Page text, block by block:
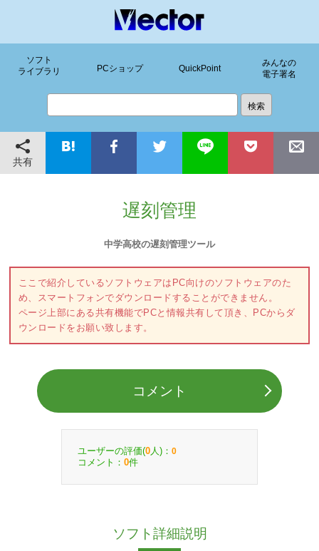
ソフト
ライブラリ
PCショップ QuickPoint
みんなの
電子署名
共有
遅刻管理
中学高校の遅刻管理ツール
ここで紹介しているソフトウェアはPC向けのソフトウェアのた
め、スマートフォンでダウンロードすることができません。
ページ上部にある共有機能でPCと情報共有して頂き、PCからダ
ウンロードをお願い致します。
コメント
ユーザーの評価(0 人)： 0
コメント： 0件
ソフト詳細説明